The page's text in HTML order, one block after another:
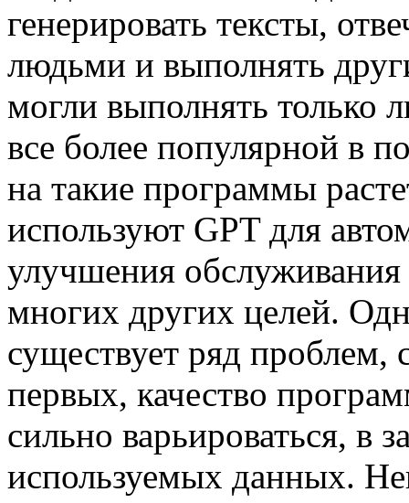
генерировать тексты,
людьми и выполнять
могли выполнять только
все более популярной в
на такие программы
используют GPT для
улучшения обслуживания
многих других целей.
существует ряд проблем,
первых, качество
сильно варьироваться, в
используемых данных.